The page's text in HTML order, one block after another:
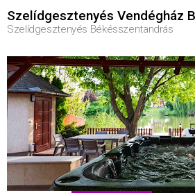
Szelídgesztenyés Vendégház
Szelídgesztenyés Békésszentandrás